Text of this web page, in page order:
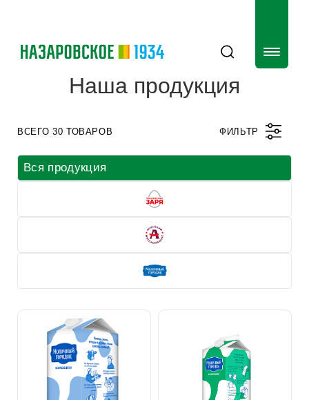
Наша продукция
ВСЕГО 30 ТОВАРОВ ФИЛЬТР
Вся продукция